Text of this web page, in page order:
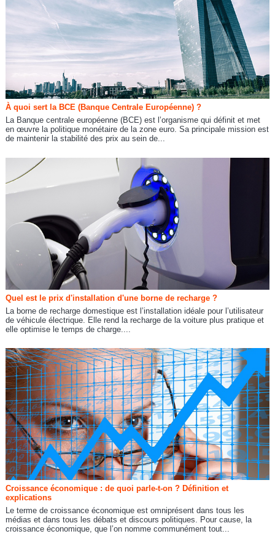
À quoi sert la BCE (Banque Centrale Européenne) ?
La Banque centrale européenne (BCE) est l’organisme qui définit et met
en œuvre la politique monétaire de la zone euro. Sa principale mission est
de maintenir la stabilité des prix au sein de...
Quel est le prix d'installation d'une borne de recharge ?
La borne de recharge domestique est l’installation idéale pour l’utilisateur
de véhicule électrique. Elle rend la recharge de la voiture plus pratique et
elle optimise le temps de charge....
Croissance économique : de quoi parle-t-on ? Définition et
explications
Le terme de croissance économique est omniprésent dans tous les
médias et dans tous les débats et discours politiques. Pour cause, la
croissance économique, que l’on nomme communément tout...